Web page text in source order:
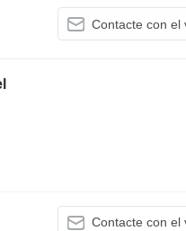
Contacte con el
Contacte con el